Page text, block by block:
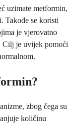
uzimate metformin,
Takođe se koristi
je vjerovatno
Cilj je uvijek pomoći
zbog čega su
količinu